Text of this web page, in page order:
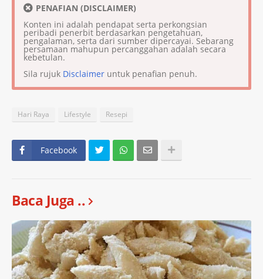
PENAFIAN (DISCLAIMER)
Konten ini adalah pendapat serta perkongsian
peribadi penerbit berdasarkan pengetahuan,
pengalaman, serta dari sumber dipercayai. Sebarang
persamaan mahupun percanggahan adalah secara
kebetulan.
Sila rujuk Disclaimer untuk penafian penuh.
Hari Raya Lifestyle Resepi
Facebook
Baca Juga ..